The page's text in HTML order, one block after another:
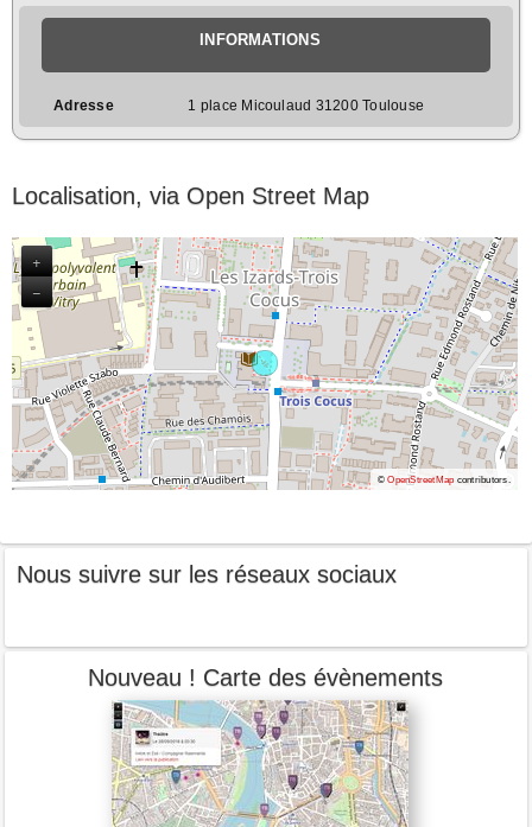
INFORMATIONS
Adresse 1 place Micoulaud 31200 Toulouse
Localisation, via Open Street Map
+
−
©OpenStreetMap contributors.
Nous suivre sur les réseaux sociaux
Nouveau ! Carte des évènements